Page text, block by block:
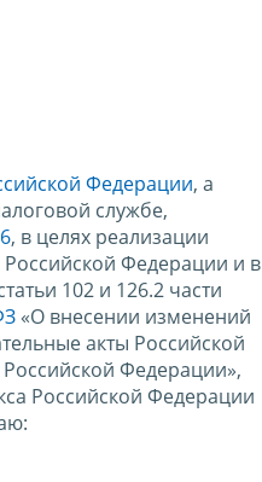
Федерации, а
службе,
, в целях реализации
Российской Федерации и в
102 и 126.2 части
«О внесении изменений
акты Российской
Федерации»,
Российской Федерации